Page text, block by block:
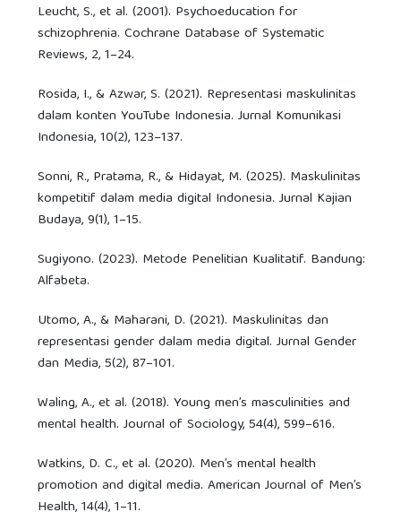
Leucht, S., et al. (2001). Psychoeducation for
schizophrenia. Cochrane Database of Systematic
Reviews, 2, 1–24.
Rosida, I., & Azwar, S. (2021). Representasi maskulinitas
dalam konten YouTube Indonesia. Jurnal Komunikasi
Indonesia, 10(2), 123–137.
Sonni, R., Pratama, R., & Hidayat, M. (2025). Maskulinitas
kompetitif dalam media digital Indonesia. Jurnal Kajian
Budaya, 9(1), 1–15.
Sugiyono. (2023). Metode Penelitian Kualitatif. Bandung:
Alfabeta.
Utomo, A., & Maharani, D. (2021). Maskulinitas dan
representasi gender dalam media digital. Jurnal Gender
dan Media, 5(2), 87–101.
Waling, A., et al. (2018). Young men’s masculinities and
mental health. Journal of Sociology, 54(4), 599–616.
Watkins, D. C., et al. (2020). Men’s mental health
promotion and digital media. American Journal of Men’s
Health, 14(4), 1–11.